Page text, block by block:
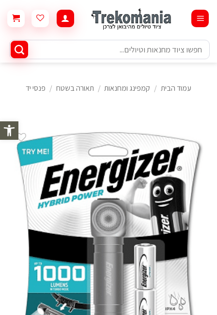
פתח
content
חיפוש
עבור:
עמוד הבית / קמפינג ומחנאות / תאורה בשטח / פנסי יד